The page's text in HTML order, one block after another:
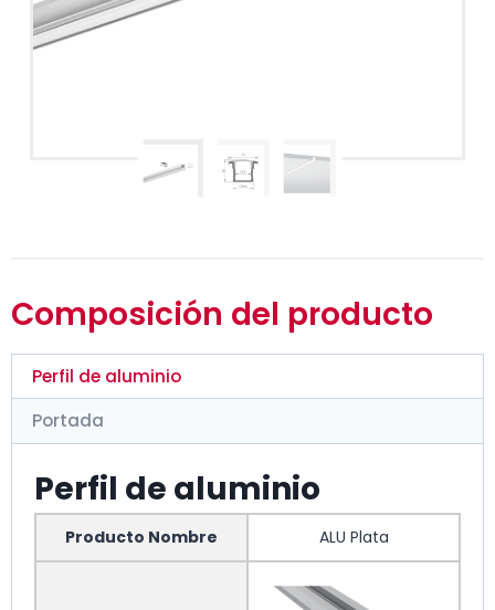
Composición del producto
Perfil de aluminio
Portada
Perfil de aluminio
Producto Nombre ALU Plata